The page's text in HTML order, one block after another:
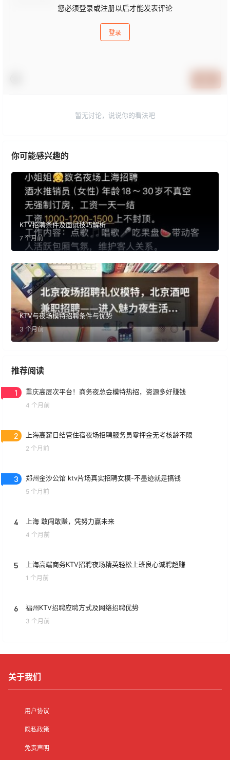
您必须登录或注册以后才能发表评论
登录
暂无讨论，说说你的看法吧
你可能感兴趣的
KTV招聘条件及面试技巧解析
7 个月前
KTV与夜场模特招聘条件与优势
3 个月前
推荐阅读
1 重庆高层次平台！商务夜总会模特热招，资源多好赚钱
4 个月前
2 上海高薪日结管住宿夜场招聘服务员零押金无考核龄不限
2 个月前
3 郑州金沙公馆 ktv片场真实招聘女模-不墨迹就是搞钱
5 个月前
4 上海 敢闯敢赚，凭努力赢未来
4 个月前
5 上海高端商务KTV招聘夜场精英轻松上班良心诚聘超赚
1 个月前
6 福州KTV招聘应聘方式及网络招聘优势
3 个月前
关于我们
用户协议
隐私政策
免责声明